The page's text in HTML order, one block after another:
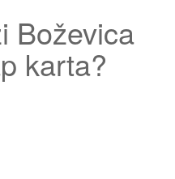
Boževica
karta?